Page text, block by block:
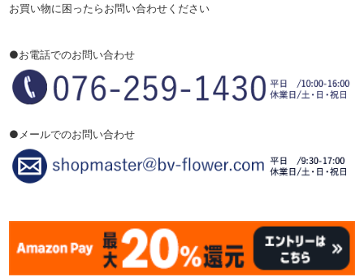
お買い物に困ったらお問い合わせください
●お電話でのお問い合わせ
●メールでのお問い合わせ